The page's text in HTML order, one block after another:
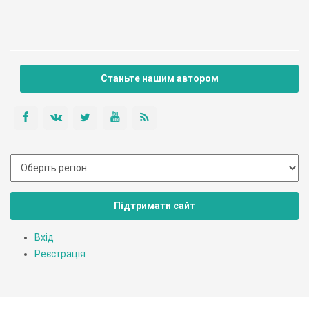
Станьте нашим автором
Підтримати сайт
Вхід
Реєстрація